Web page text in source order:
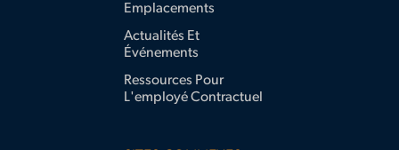
Emplacements
Actualités Et
Événements
Ressources Pour
L'employé Contractuel